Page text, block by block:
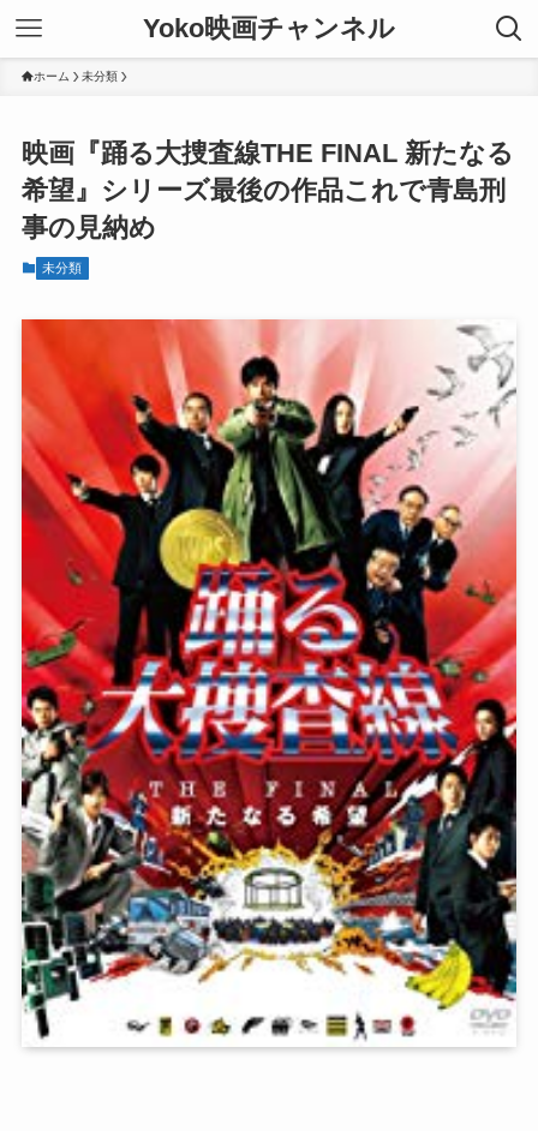
Yoko映画チャンネル
ホーム 未分類
映画『踊る大捜査線THE FINAL 新たなる
希望』シリーズ最後の作品これで青島刑
事の見納め
未分類